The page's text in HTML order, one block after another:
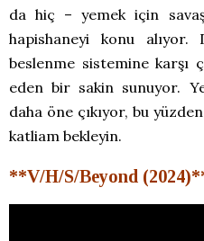
da hiç – yemek için
hapishaneyi konu alıyor.
beslenme sistemine karşı
eden bir sakin sunuyor.
daha öne çıkıyor, bu
katliam bekleyin.
**V/H/S/Beyond